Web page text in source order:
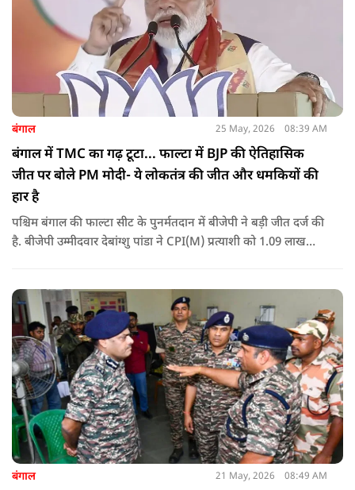
बंगाल 25 May, 2026 08:39 AM
बंगाल में TMC का गढ़ टूटा... फाल्टा में BJP की ऐतिहासिक
जीत पर बोले PM मोदी- ये लोकतंत्र की जीत और धमकियों की
हार है
पश्चिम बंगाल की फाल्टा सीट के पुनर्मतदान में बीजेपी ने बड़ी जीत दर्ज की
है. बीजेपी उम्मीदवार देबांग्शु पांडा ने CPI(M) प्रत्याशी को 1.09 लाख
बंगाल 21 May, 2026 08:49 AM